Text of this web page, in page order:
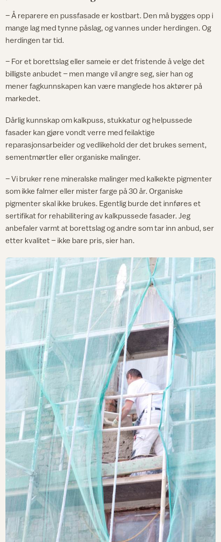
– Å reparere en pussfasade er kostbart. Den må bygges opp i
mange lag med tynne påslag, og vannes under herdingen. Og
herdingen tar tid.
– For et borettslag eller sameie er det fristende å velge det
billigste anbudet – men mange vil angre seg, sier han og
mener fagkunnskapen kan være manglede hos aktører på
markedet.
Dårlig kunnskap om kalkpuss, stukkatur og helpussede
fasader kan gjøre vondt verre med feilaktige
reparasjonsarbeider og vedlikehold der det brukes sement,
sementmørtler eller organiske malinger.
– Vi bruker rene mineralske malinger med kalkekte pigmenter
som ikke falmer eller mister farge på 30 år. Organiske
pigmenter skal ikke brukes. Egentlig burde det innføres et
sertifikat for rehabilitering av kalkpussede fasader. Jeg
anbefaler varmt at borettslag og andre som tar inn anbud, ser
etter kvalitet – ikke bare pris, sier han.